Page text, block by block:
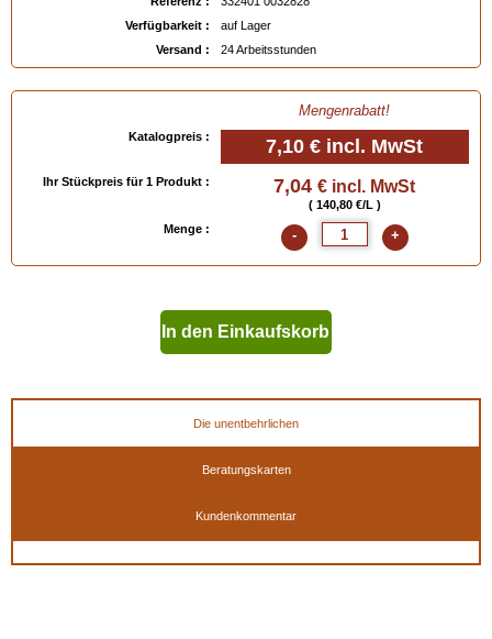
Verfügbarkeit :
auf Lager
Versand :
24 Arbeitsstunden
Mengenrabatt!
Katalogpreis : 7,10 € incl. MwSt
Ihr Stückpreis für 1 Produkt : 7,04 € incl. MwSt
( 140,80 €/L )
Menge :
- +
In den Einkaufskorb
Die unentbehrlichen
Beratungskarten
Kundenkommentar